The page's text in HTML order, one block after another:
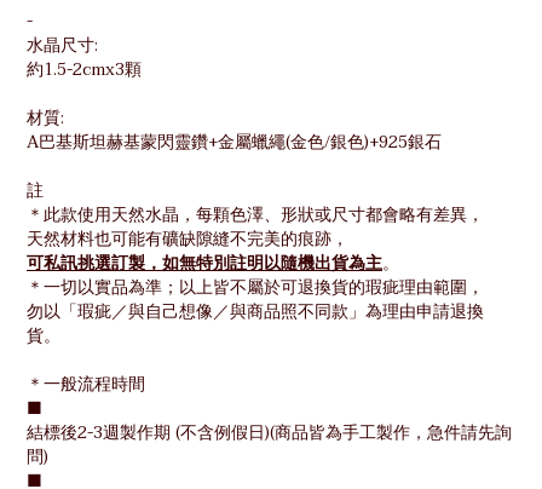
-
水晶尺寸:
約1.5-2cmx3顆
材質:
A巴基斯坦赫基蒙閃靈鑽+金屬蠟繩(金色/銀色)+925銀石
註
＊此款使用天然水晶， 每顆色澤、形狀或尺寸都會略有差異，
天然材料也可能有礦缺隙縫不完美的痕跡，
可私訊挑選訂製，如無特別註明以隨機出貨為主。
＊一切以實品為準； 以上皆不屬於可退換貨的瑕疵理由範圍，
勿以「瑕疵／與自己想像／與商品照不同款」為理由申請退換
貨。
＊一般流程時間
■
結標後2-3週製作期 (不含例假日)(商品皆為手工製作， 急件請先詢
問)
■